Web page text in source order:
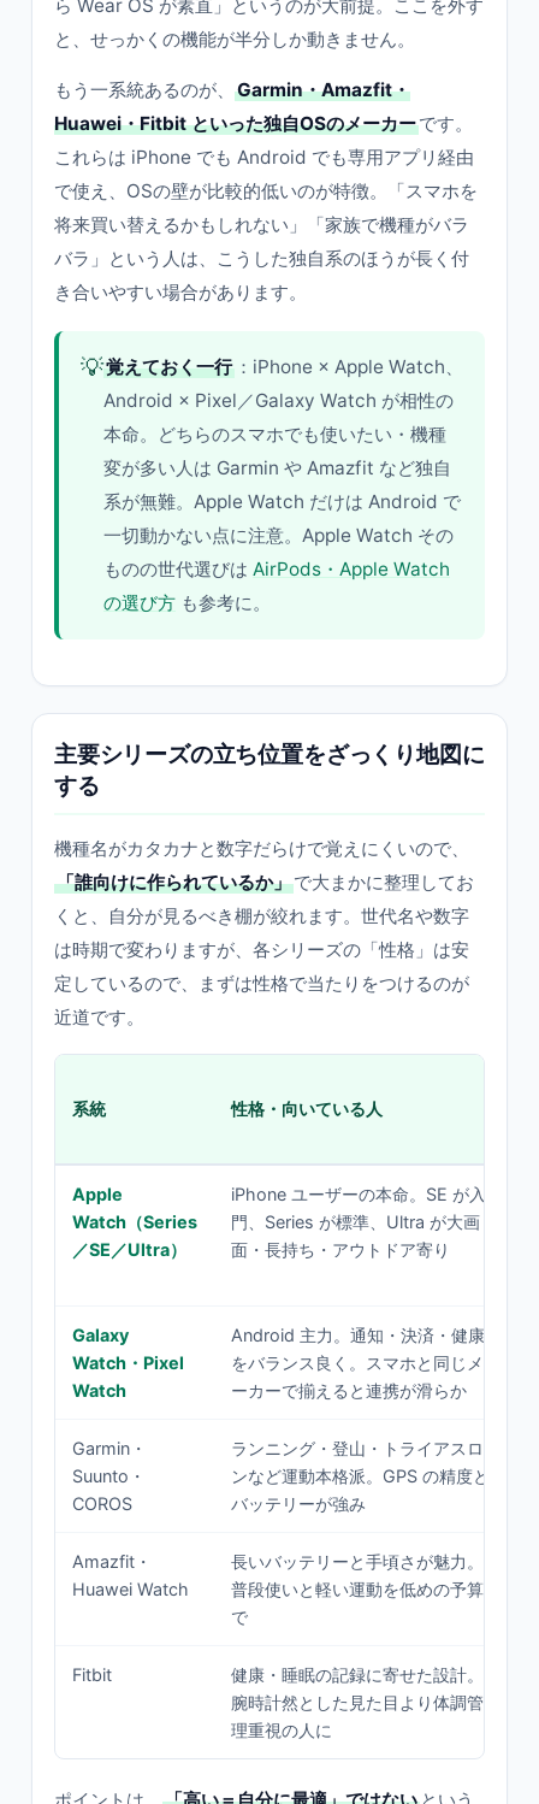
ら Wear OS が素直」というのが大前提。ここを外す
と、せっかくの機能が半分しか動きません。
もう一系統あるのが、
Garmin・Amazfit・
Huawei・Fitbit といった独自OSのメーカーです。
これらは iPhone でも Android でも専用アプリ経由
で使え、OSの壁が比較的低いのが特徴。「スマホを
将来買い替えるかもしれない」「家族で機種がバラ
バラ」という人は、こうした独自系のほうが長く付
き合いやすい場合があります。
💡覚えておく一行 ：iPhone × Apple Watch、
Android × Pixel／Galaxy Watch が相性の
本命。どちらのスマホでも使いたい・機種
変が多い人は Garmin や Amazfit など独自
系が無難。Apple Watch だけは Android で
一切動かない点に注意。Apple Watch その
ものの世代選びは AirPods・Apple Watch
の選び方 も参考に。
主要シリーズの立ち位置をざっくり地図に
する
機種名がカタカナと数字だらけで覚えにくいので、
「誰向けに作られているか」で大まかに整理してお
くと、自分が見るべき棚が絞れます。世代名や数字
は時期で変わりますが、各シリーズの「性格」は安
定しているので、まずは性格で当たりをつけるのが
近道です。
系統 性格・向いている人
Apple
Watch（Series
／SE／Ultra）
iPhone ユーザーの本命。SE が入
門、Series が標準、Ultra が大画
面・長持ち・アウトドア寄り
Galaxy
Watch・Pixel
Watch
Android 主力。通知・決済・健康
をバランス良く。スマホと同じメ
ーカーで揃えると連携が滑らか
Garmin・
Suunto・
COROS
ランニング・登山・トライアスロ
ンなど運動本格派。GPS の精度と
バッテリーが強み
Amazfit・
Huawei Watch
長いバッテリーと手頃さが魅力。
普段使いと軽い運動を低めの予算
で
Fitbit
健康・睡眠の記録に寄せた設計。
腕時計然とした見た目より体調管
理重視の人に